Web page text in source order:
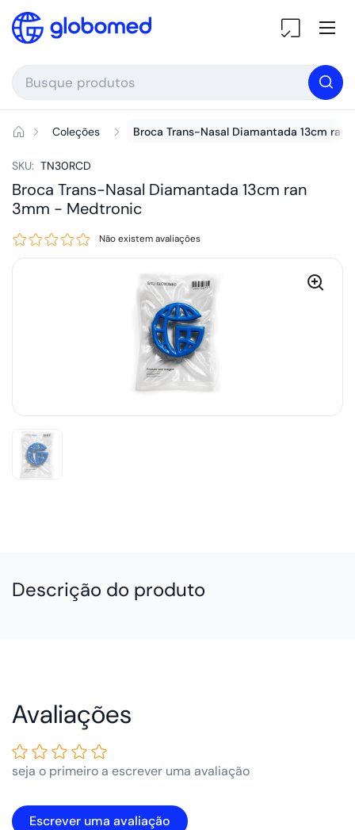
Ir para o conteúdo
Coleções Broca Trans-Nasal Diamantada 13cm ran
SKU: TN30RCD
Broca Trans-Nasal Diamantada 13cm ran
3mm - Medtronic
Não existem avaliações
Descrição do produto
seja o primeiro a escrever uma avaliação
Escrever uma avaliação